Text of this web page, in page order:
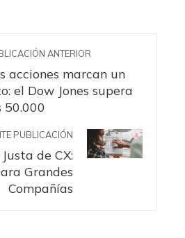
ANTERIOR
acciones marcan un
el Dow Jones supera
50.000
PUBLICACIÓN
de CX:
Grandes
Compañías